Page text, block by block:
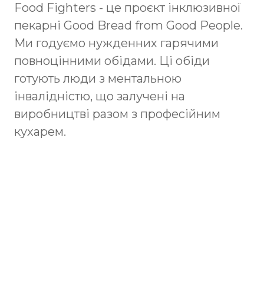
Food Fighters - це проєкт інклюзивної
пекарні Good Bread from Good People.
Ми годуємо нужденних гарячими
повноцінними обідами. Ці обіди
готують люди з ментальною
інвалідністю, що залучені на
виробництві разом з професійним
кухарем.